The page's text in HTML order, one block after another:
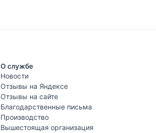
О службе
Новости
Отзывы на Яндексе
Отзывы на сайте
Благодарственные письма
Производство
Вышестоящая организация